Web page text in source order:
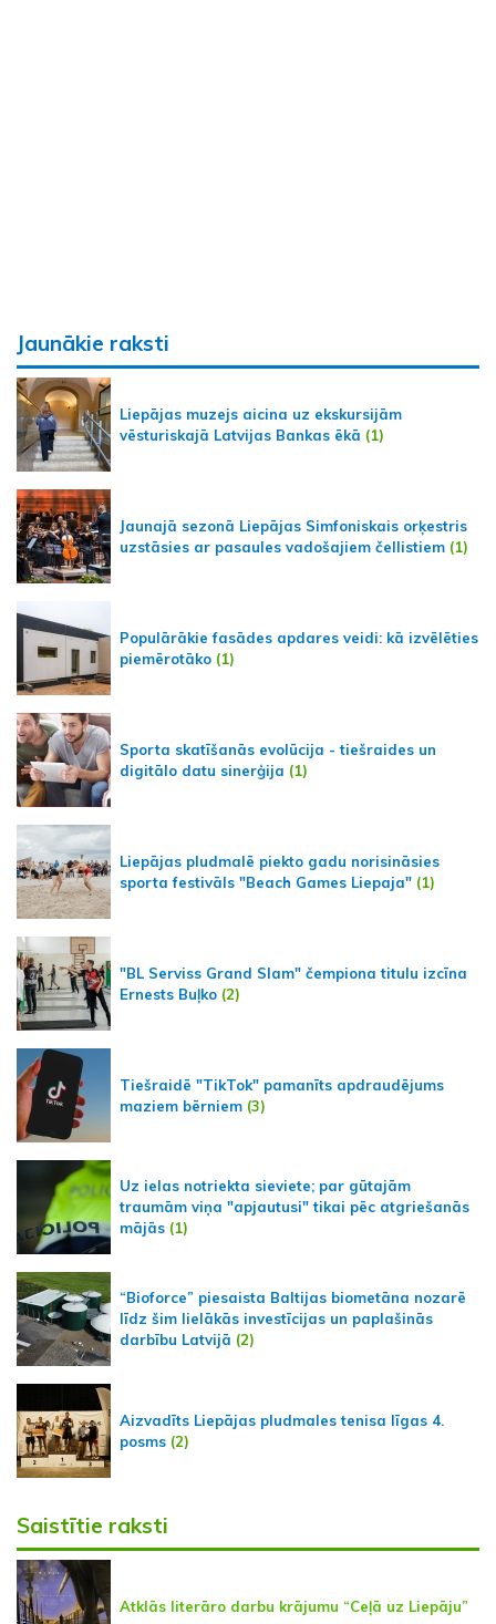
Jaunākie raksti
Liepājas muzejs aicina uz ekskursijām
vēsturiskajā Latvijas Bankas ēkā (1)
Jaunajā sezonā Liepājas Simfoniskais orķestris
uzstāsies ar pasaules vadošajiem čellistiem (1)
Populārākie fasādes apdares veidi: kā izvēlēties
piemērotāko (1)
Sporta skatīšanās evolūcija - tiešraides un
digitālo datu sinerģija (1)
Liepājas pludmalē piekto gadu norisināsies
sporta festivāls "Beach Games Liepaja" (1)
"BL Serviss Grand Slam" čempiona titulu izcīna
Ernests Buļko (2)
Tiešraidē "TikTok" pamanīts apdraudējums
maziem bērniem (3)
Uz ielas notriekta sieviete; par gūtajām
traumām viņa "apjautusi" tikai pēc atgriešanās
mājās (1)
“Bioforce” piesaista Baltijas biometāna nozarē
līdz šim lielākās investīcijas un paplašinās
darbību Latvijā (2)
Aizvadīts Liepājas pludmales tenisa līgas 4.
posms (2)
Saistītie raksti
Atklās literāro darbu krājumu “Ceļā uz Liepāju”